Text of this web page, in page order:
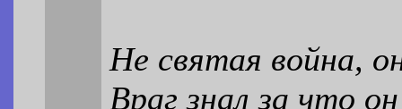
Не святая война,
Враг знал за что